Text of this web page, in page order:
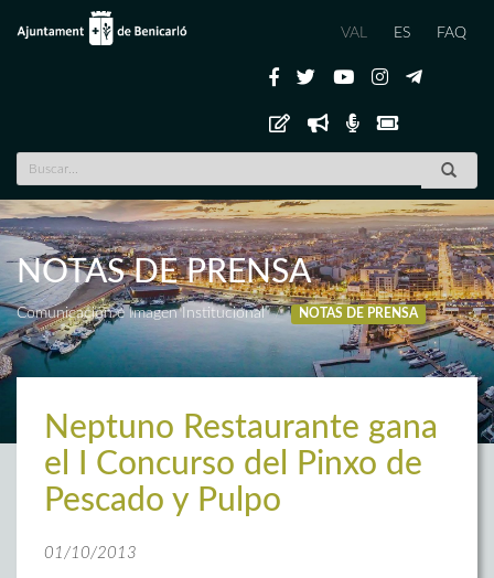
VAL ES FAQ
NOTAS DE PRENSA
Comunicación e Imagen Institucional NOTAS DE PRENSA
Neptuno Restaurante gana
el I Concurso del Pinxo de
Pescado y Pulpo
01/10/2013